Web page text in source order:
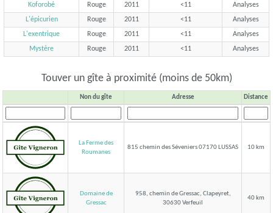
Koforobé
Rouge 2011 <11
Analyses
L'épicurien
Rouge 2011 <11
Analyses
L'exentrique
Rouge 2011 <11
Analyses
Mystère
Rouge 2011 <11 Analyses
Touver un gîte à proximité (moins de 50km)
Non du gîte Adresse Distance
La Ferme des
Roumanes
815 chemin des Séveniers 07170 LUSSAS 10 km
Domaine de
Gressac
958, chemin de Gressac, Clapeyret,
30630 Verfeuil
40 km